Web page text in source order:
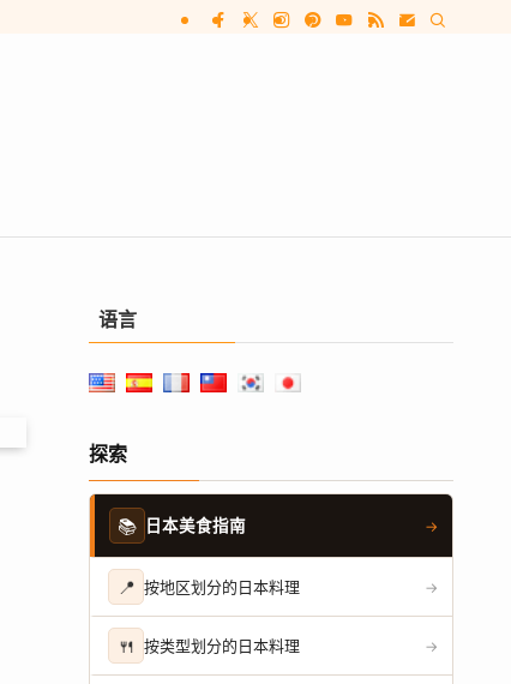
语言
探索
📚 日本美食指南 →
📍 按地区划分的日本料理 →
🍴 按类型划分的日本料理 →